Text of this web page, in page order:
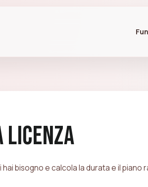
licenza
bisogno e calcola la durata e il piano